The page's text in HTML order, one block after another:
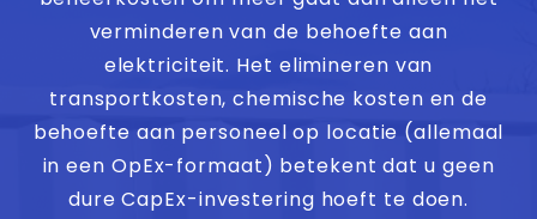
verminderen van de behoefte aan
elektriciteit. Het elimineren van
transportkosten, chemische kosten en de
behoefte aan personeel op locatie (allemaal
in een OpEx-formaat) betekent dat u geen
dure CapEx-investering hoeft te doen.